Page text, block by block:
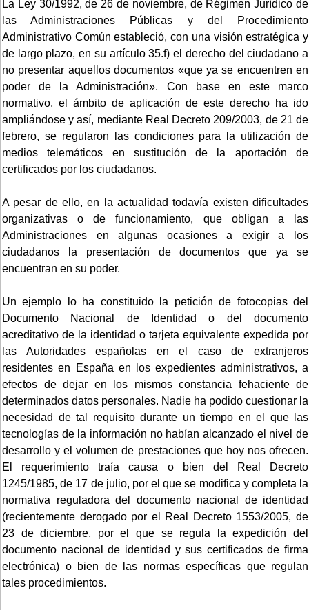
La Ley 30/1992, de 26 de noviembre, de Régimen Jurídico de
las Administraciones Públicas y del Procedimiento
Administrativo Común estableció, con una visión estratégica y
de largo plazo, en su artículo 35.f) el derecho del ciudadano a
no presentar aquellos documentos «que ya se encuentren en
poder de la Administración». Con base en este marco
normativo, el ámbito de aplicación de este derecho ha ido
ampliándose y así, mediante Real Decreto 209/2003, de 21 de
febrero, se regularon las condiciones para la utilización de
medios telemáticos en sustitución de la aportación de
certificados por los ciudadanos.
A pesar de ello, en la actualidad todavía existen dificultades
organizativas o de funcionamiento, que obligan a las
Administraciones en algunas ocasiones a exigir a los
ciudadanos la presentación de documentos que ya se
encuentran en su poder.
Un ejemplo lo ha constituido la petición de fotocopias del
Documento Nacional de Identidad o del documento
acreditativo de la identidad o tarjeta equivalente expedida por
las Autoridades españolas en el caso de extranjeros
residentes en España en los expedientes administrativos, a
efectos de dejar en los mismos constancia fehaciente de
determinados datos personales. Nadie ha podido cuestionar la
necesidad de tal requisito durante un tiempo en el que las
tecnologías de la información no habían alcanzado el nivel de
desarrollo y el volumen de prestaciones que hoy nos ofrecen.
El requerimiento traía causa o bien del Real Decreto
1245/1985, de 17 de julio, por el que se modifica y completa la
normativa reguladora del documento nacional de identidad
(recientemente derogado por el Real Decreto 1553/2005, de
23 de diciembre, por el que se regula la expedición del
documento nacional de identidad y sus certificados de firma
electrónica) o bien de las normas específicas que regulan
tales procedimientos.